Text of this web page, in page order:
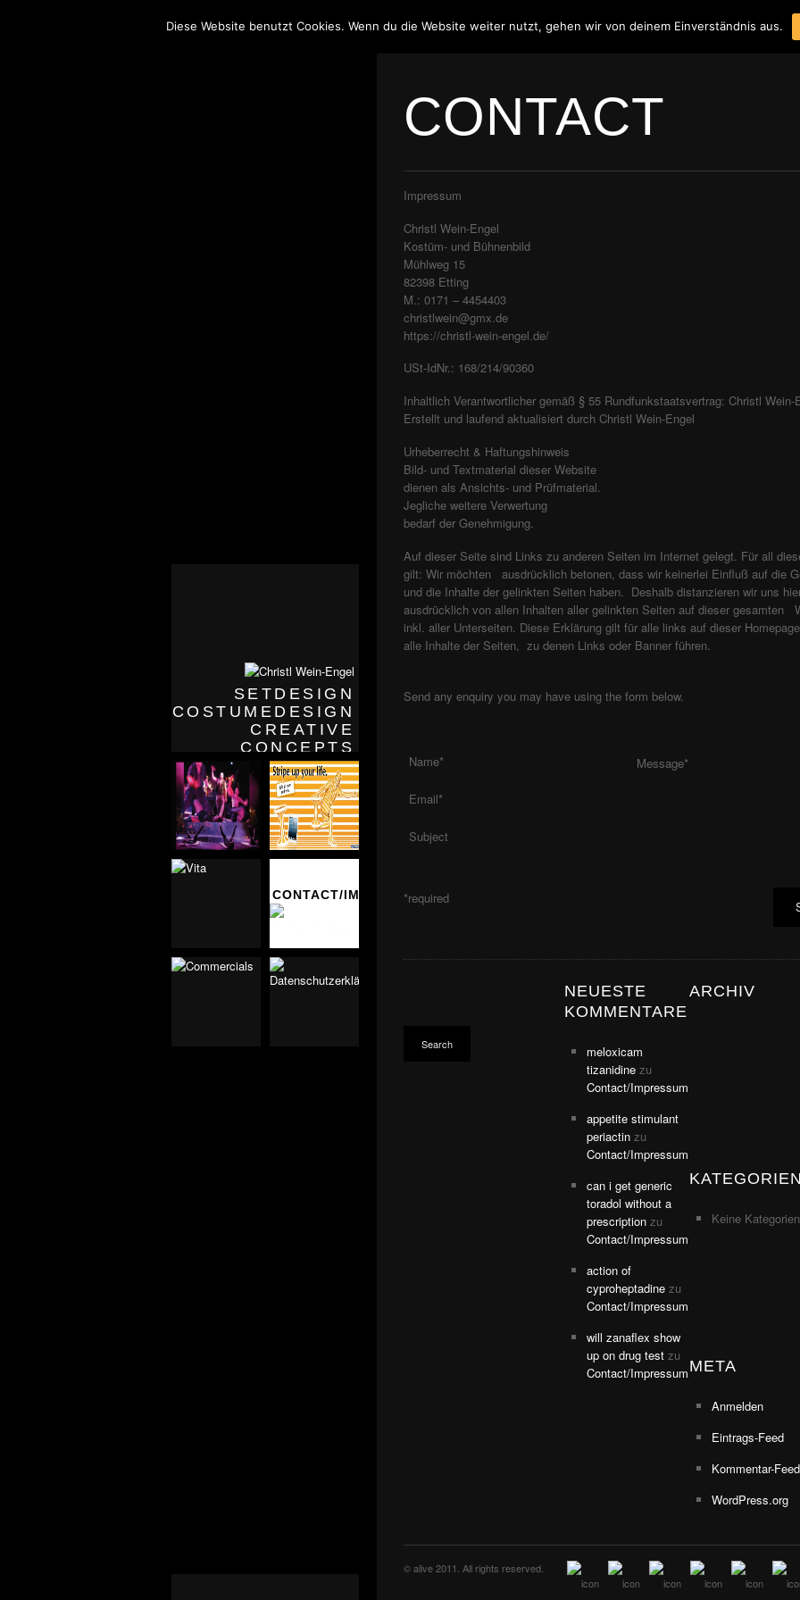
SETDESIGN
COSTUMEDESIGN
CREATIVE
CONCEPTS
THEATER/OPER/MUSICAL/TANZ
FILM/TV/FOTO
VITA
CONTACT/IMPRESSUM
COMMERCIALSDATENSCHUTZERKLÄRUNG
CONTACT
Impressum
Christl Wein-Engel
Kostüm- und Bühnenbild
Mühlweg 15
82398 Etting
M.: 0171 – 4454403
christlwein@gmx.de
https://christl-wein-engel.de/
USt-IdNr.: 168/214/90360
Inhaltlich Verantwortlicher gemäß § 55 Rundfunkstaatsvertrag: Christl Wein-
Erstellt und laufend aktualisiert durch Christl Wein-Engel
Urheberrecht & Haftungshinweis
Bild- und Textmaterial dieser Website
dienen als Ansichts- und Prüfmaterial.
Jegliche weitere Verwertung
bedarf der Genehmigung.
Auf dieser Seite sind Links zu anderen Seiten im Internet gelegt. Für all
gilt: Wir möchten ausdrücklich betonen, dass wir keinerlei Einfluß auf die
und die Inhalte der gelinkten Seiten haben. Deshalb distanzieren wir uns
ausdrücklich von allen Inhalten aller gelinkten Seiten auf dieser gesamten
inkl. aller Unterseiten. Diese Erklärung gilt für alle links auf dieser
alle Inhalte der Seiten, zu denen Links oder Banner führen.
Send any enquiry you may have using the form below.
*required
NEUESTE
KOMMENTARE
meloxicam
tizanidine zu
Contact/Impressum
appetite stimulant
periactin zu
Contact/Impressum
can i get generic
toradol without a
prescription zu
Contact/Impressum
action of
cyproheptadine zu
Contact/Impressum
will zanaflex show
up on drug test zu
Contact/Impressum
ARCHIV
Keine Kategorien
META
Anmelden
Eintrags-Feed
Kommentar-Feed
WordPress.org
© alive 2011. All rights reserved.
Diese Website benutzt Cookies. Wenn du die Website weiter nutzt, gehen wir von deinem Einverständnis aus.